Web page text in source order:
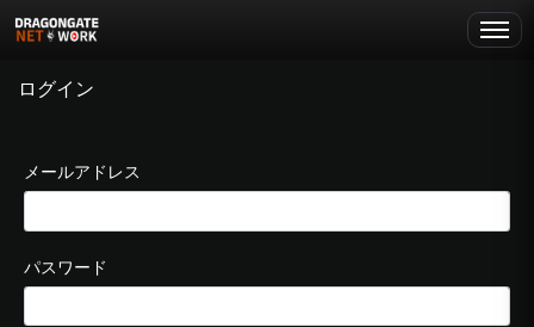
ログイン
メールアドレス
パスワード